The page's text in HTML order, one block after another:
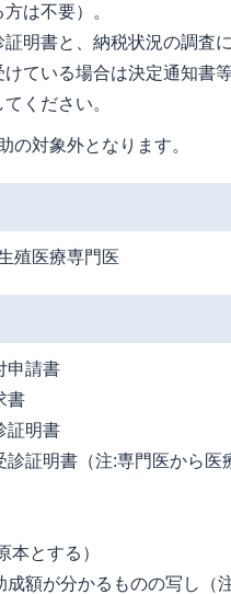
は不要）。
明書と、納税状況の調査
ている場合は決定通知書
ください。
の対象外となります。
殖医療専門医
申請書
書
証明書
証明書（注:専門医から医
本とする）
額が分かるものの写し（